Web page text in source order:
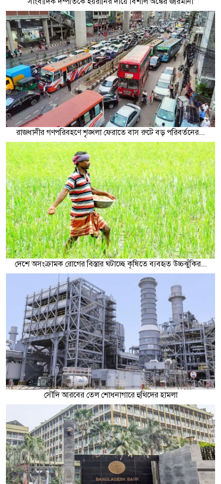
রাজধানীর গণপরিবহণে শৃৃঙ্খলা ফেরাতে বাস রুটে বড় পরিবর্তনের...
দেশে অসংক্রামক রোগের বিস্তার ঘটাচ্ছে কৃষিতে ব্যবহৃত উচ্চঝুঁকির...
সৌদি আরবের তেল শোধনাগারে হুথিদের হামলা